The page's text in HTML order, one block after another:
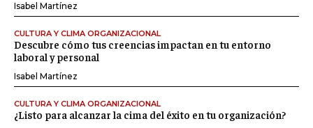
Isabel Martínez
CULTURA Y CLIMA ORGANIZACIONAL
Descubre cómo tus creencias impactan en tu entorno
laboral y personal
Isabel Martínez
CULTURA Y CLIMA ORGANIZACIONAL
¿Listo para alcanzar la cima del éxito en tu organización?